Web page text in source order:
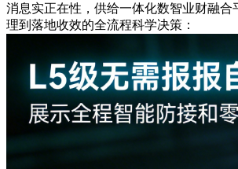
消息实正在性，供给一体化数智业财融合
理到落地收效的全流程科学决策：